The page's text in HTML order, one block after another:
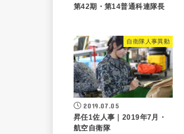
第42期・第14普通科連隊長
自衛隊人事異動
2019.07.05
昇任1佐人事｜2019年7月・
航空自衛隊